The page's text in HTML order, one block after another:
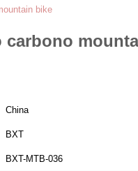
bike
carbono
China
BXT
BXT-MTB-036